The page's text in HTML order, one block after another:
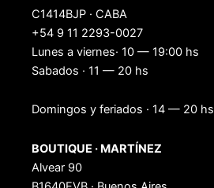
C1414BJP · CABA
+54 9 11 2293-0027
Lunes a viernes· 10 — 19:00 hs
Sabados · 11 — 20 hs
Domingos y feriados · 14 — 20 hs
BOUTIQUE · MARTÍNEZ
Alvear 90